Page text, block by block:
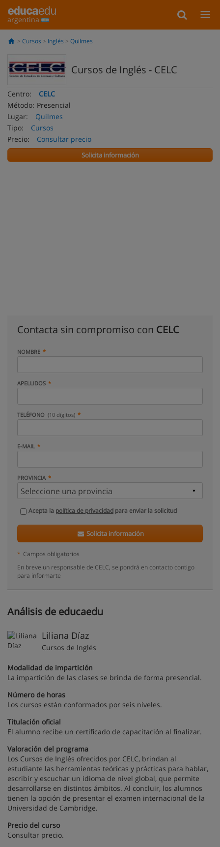
argentina
Cursos Inglés Quilmes
Cursos de Inglés - CELC
Centro:
CELC
Método: Presencial
Lugar:
Quilmes
Tipo:
Cursos
Precio:
Consultar precio
Solicita información
Contacta sin compromiso con CELC
NOMBRE
APELLIDOS
TELÉFONO (10 dígitos)
E-MAIL
PROVINCIA
Acepta la política de privacidad para enviar la solicitud
Solicita información
* Campos obligatorios
En breve un responsable de CELC, se pondrá en contacto contigo
para informarte
Análisis de educaedu
Liliana Díaz
Cursos de Inglés
Modalidad de impartición
La impartición de las clases se brinda de forma presencial.
Número de horas
Los cursos están conformados por seis niveles.
Titulación oficial
El alumno recibe un certificado de capacitación al finalizar.
Valoración del programa
Los Cursos de Inglés ofrecidos por CELC, brindan al
estudiante las herramientas teóricas y prácticas para hablar,
escribir y escuchar un idioma de nivel global, que permite
desarrollarse en distintos ámbitos. Al concluir, los alumnos
tienen la opción de presentar el examen internacional de la
Universidad de Cambridge.
Precio del curso
Consultar precio.